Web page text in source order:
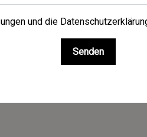
und die
Senden